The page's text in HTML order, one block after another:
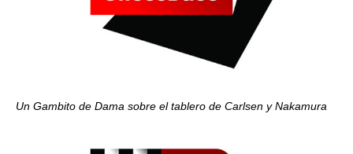
Un Gambito de Dama sobre el tablero de Carlsen y Nakamura